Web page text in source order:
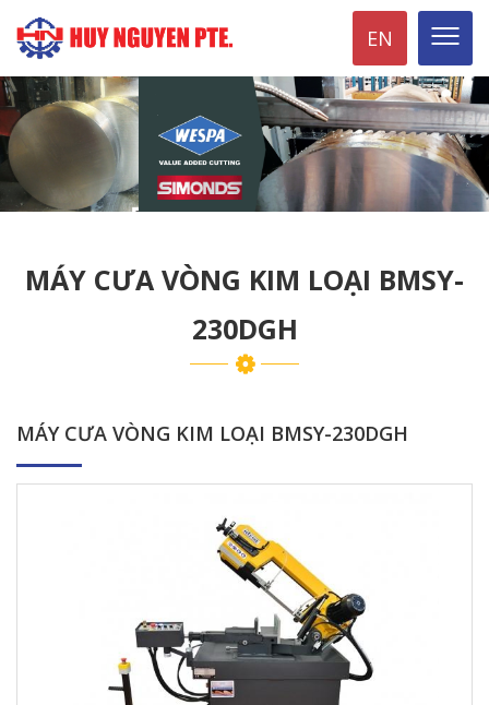
EN
MÁY CƯA VÒNG KIM LOẠI BMSY-
230DGH
MÁY CƯA VÒNG KIM LOẠI BMSY-230DGH